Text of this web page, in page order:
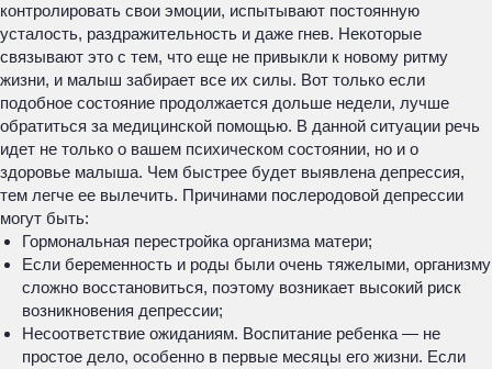
контролировать свои эмоции, испытывают постоянную
усталость, раздражительность и даже гнев. Некоторые
связывают это с тем, что еще не привыкли к новому ритму
жизни, и малыш забирает все их силы. Вот только если
подобное состояние продолжается дольше недели, лучше
обратиться за медицинской помощью. В данной ситуации речь
идет не только о вашем психическом состоянии, но и о
здоровье малыша. Чем быстрее будет выявлена депрессия,
тем легче ее вылечить. Причинами послеродовой депрессии
могут быть:
Гормональная перестройка организма матери;
Если беременность и роды были очень тяжелыми, организму
сложно восстановиться, поэтому возникает высокий риск
возникновения депрессии;
Несоответствие ожиданиям. Воспитание ребенка — не
простое дело, особенно в первые месяцы его жизни. Если